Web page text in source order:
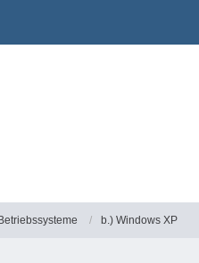
b.) Windows XP